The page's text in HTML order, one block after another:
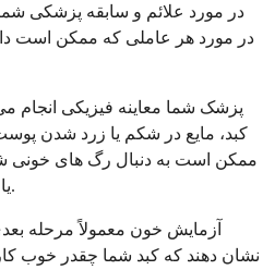
در مورد علائم و سابقه پزشکی
در مورد هر عاملی که ممکن است
پزشک شما معاینه فیزیکی انجام
کبد، مایع در شکم یا زرد شدن
ممکن است به دنبال رگ های خونی
یا تغییرات در ناخن های شما باشند.
آزمایش خون معمولاً مرحله
نشان دهند که کبد شما چقدر خوب